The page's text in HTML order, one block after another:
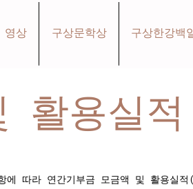
영상 구상문학상 구상한강백
활용실적
따라 연간기부금 모금액 및 활용실적